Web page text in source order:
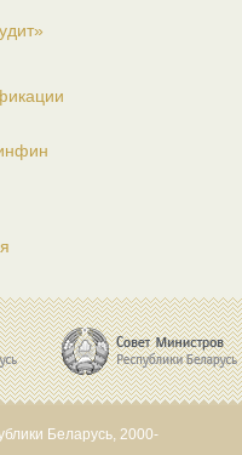
Беларусь, 2000-